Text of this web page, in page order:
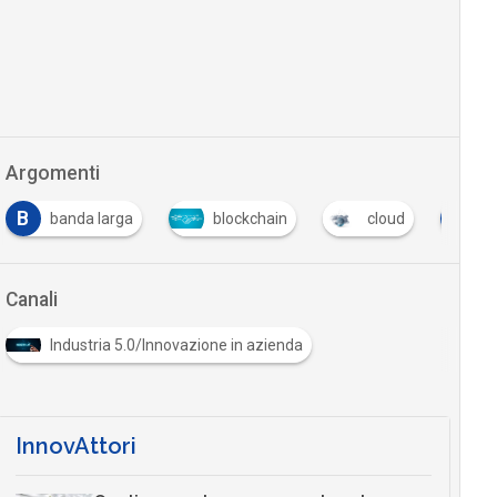
Argomenti
B banda larga blockchain cloud
Canali
Industria 5.0/Innovazione in azienda
InnovAttori